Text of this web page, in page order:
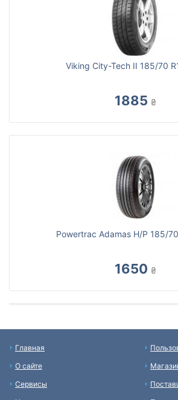
Viking City-Tech II 185/70
1885 ₴
Powertrac Adamas H/P 185/
1650 ₴
Главная
О сайте
Сервисы